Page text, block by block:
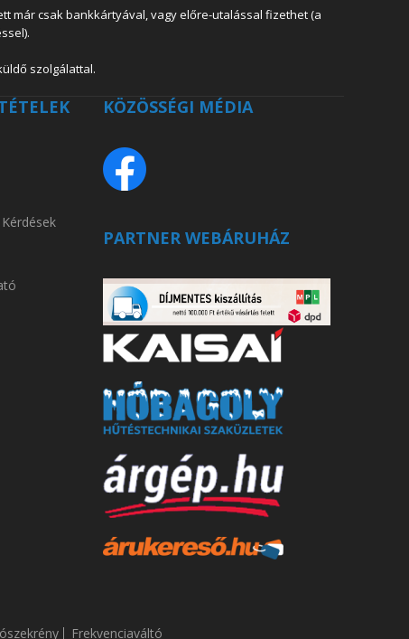
már csak bankkártyával, vagy előre-utalással fizethet (a
szolgálattal.
KÖZÖSSÉGI MÉDIA
PARTNER WEBÁRUHÁZ
Frekvenciaváltó